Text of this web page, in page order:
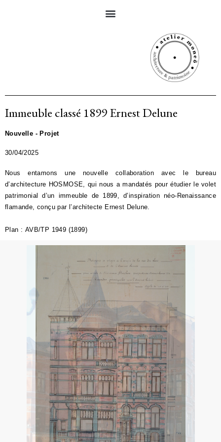
Immeuble classé 1899 Ernest Delune
Nouvelle - Projet
30/04/2025
Nous entamons une nouvelle collaboration avec le bureau
d’architecture HOSMOSE, qui nous a mandatés pour étudier le volet
patrimonial d’un immeuble de 1899, d’inspiration néo-Renaissance
flamande, conçu par l’architecte Ernest Delune.
Plan : AVB/TP 1949 (1899)